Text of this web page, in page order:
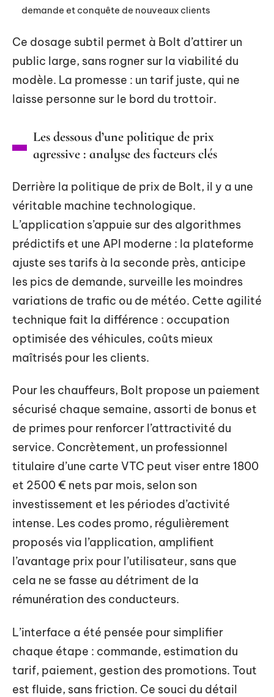
demande et conquête de nouveaux clients
Ce dosage subtil permet à Bolt d’attirer un
public large, sans rogner sur la viabilité du
modèle. La promesse : un tarif juste, qui ne
laisse personne sur le bord du trottoir.
Les dessous d’une politique de prix
agressive : analyse des facteurs clés
Derrière la politique de prix de Bolt, il y a une
véritable machine technologique.
L’application s’appuie sur des algorithmes
prédictifs et une API moderne : la plateforme
ajuste ses tarifs à la seconde près, anticipe
les pics de demande, surveille les moindres
variations de trafic ou de météo. Cette agilité
technique fait la différence : occupation
optimisée des véhicules, coûts mieux
maîtrisés pour les clients.
Pour les chauffeurs, Bolt propose un paiement
sécurisé chaque semaine, assorti de bonus et
de primes pour renforcer l’attractivité du
service. Concrètement, un professionnel
titulaire d’une carte VTC peut viser entre 1800
et 2500 € nets par mois, selon son
investissement et les périodes d’activité
intense. Les codes promo, régulièrement
proposés via l’application, amplifient
l’avantage prix pour l’utilisateur, sans que
cela ne se fasse au détriment de la
rémunération des conducteurs.
L’interface a été pensée pour simplifier
chaque étape : commande, estimation du
tarif, paiement, gestion des promotions. Tout
est fluide, sans friction. Ce souci du détail